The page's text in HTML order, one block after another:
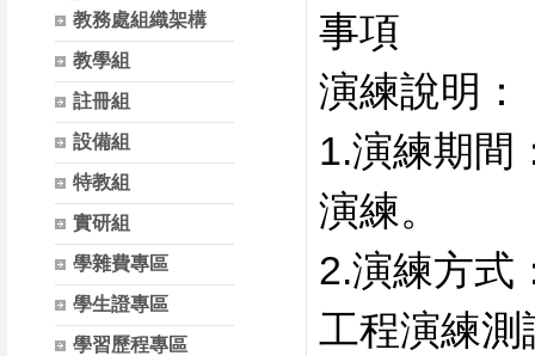
教務處組織架構
教學組
註冊組
設備組
特教組
實研組
學雜費專區
學生證專區
學習歷程專區
事項
演練說明：
1.演練期間
演練。
2.演練方式
工程演練測